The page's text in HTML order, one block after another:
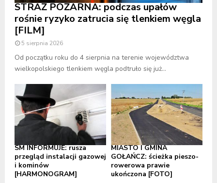
STRAŻ POŻARNA: podczas upałów
rośnie ryzyko zatrucia się tlenkiem węgla
[FILM]
5 sierpnia 2026
Od początku roku do 4 sierpnia na terenie województwa
wielkopolskiego tlenkiem węgla podtruło się już...
SM INFORMUJE: rusza
przegląd instalacji gazowej
i kominów
[HARMONOGRAM]
MIASTO I GMINA
GOŁAŃCZ: ścieżka pieszo-
rowerowa prawie
ukończona [FOTO]